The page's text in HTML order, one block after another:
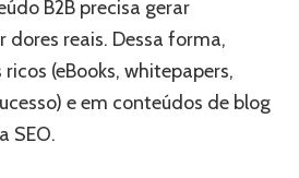
B2B precisa gerar
dores reais. Dessa forma,
(eBooks, whitepapers,
e em conteúdos de blog
SEO.